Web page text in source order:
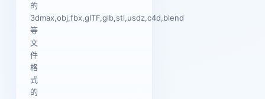
的
3dmax,obj,fbx,glTF,glb,stl,usdz,c4d,blend
等
文
件
格
式
的